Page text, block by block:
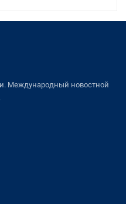
Международный новостной